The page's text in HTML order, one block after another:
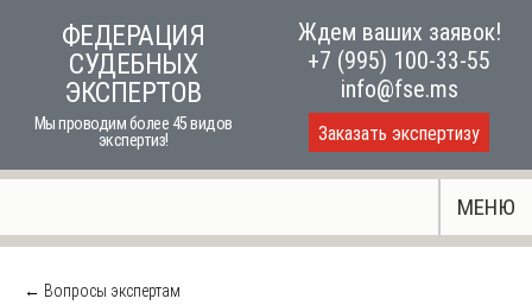
ФЕДЕРАЦИЯ
СУДЕБНЫХ
ЭКСПЕРТОВ
Мы проводим более 45 видов
экспертиз!
Ждем ваших заявок!
+7 (995) 100-33-55
info@fse.ms
Заказать экспертизу
МЕНЮ
← Вопросы экспертам